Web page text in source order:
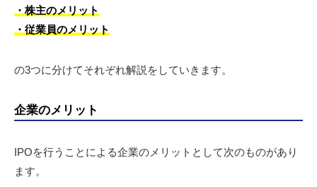
・株主のメリット
・従業員のメリット
の3つに分けてそれぞれ解説をしていきます。
企業のメリット
IPOを行うことによる企業のメリットとして次のものがあり
ます。